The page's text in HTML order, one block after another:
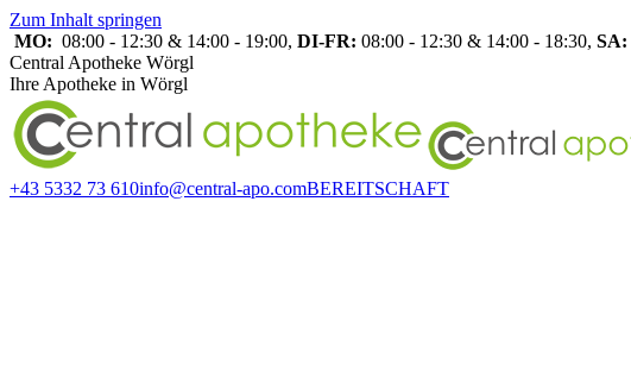
Zum Inhalt springen
MO: 08:00 - 12:30 & 14:00 - 19:00, DI-FR: 08:00 - 12:30 & 14:00 - 18:30, SA:
Central Apotheke Wörgl
Ihre Apotheke in Wörgl
+43 5332 73 610info@central-apo.comBEREITSCHAFT